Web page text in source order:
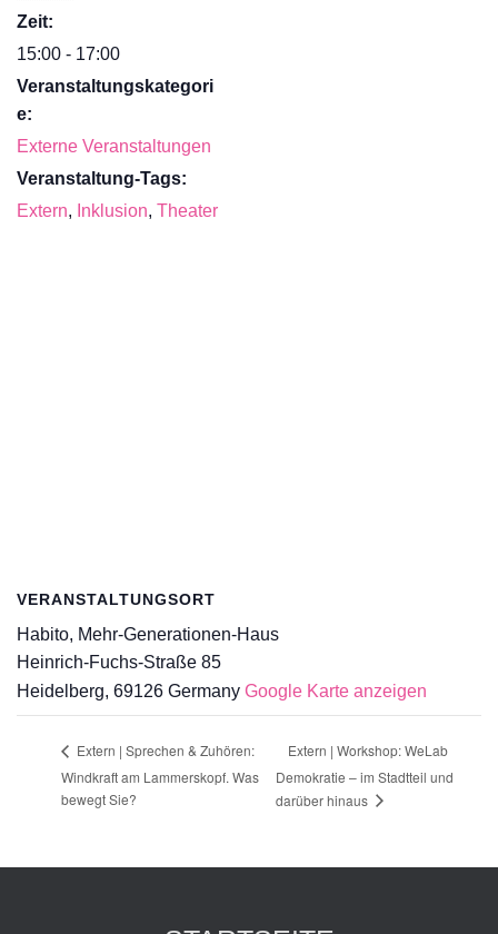
Zeit:
15:00 - 17:00
Veranstaltungskategori
e:
Externe Veranstaltungen
Veranstaltung-Tags:
Extern, Inklusion, Theater
VERANSTALTUNGSORT
Habito, Mehr-Generationen-Haus
Heinrich-Fuchs-Straße 85
Heidelberg, 69126 Germany Google Karte anzeigen
Extern | Sprechen & Zuhören:
Windkraft am Lammerskopf. Was
bewegt Sie?
Extern | Workshop: WeLab
Demokratie – im Stadtteil und
darüber hinaus